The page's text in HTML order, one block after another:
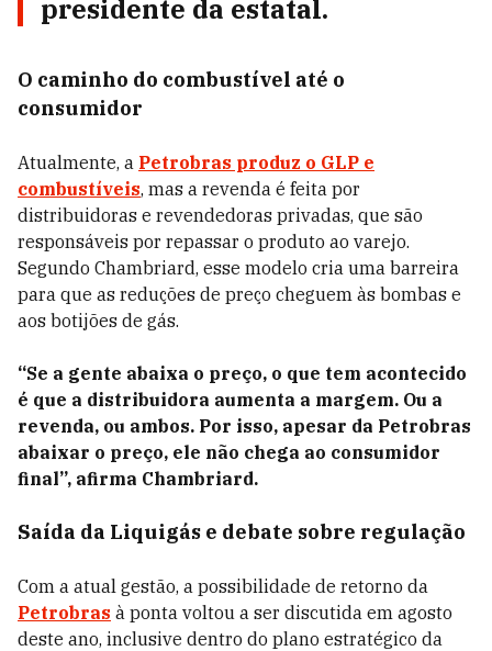
presidente da estatal.
O caminho do combustível até o
consumidor
Atualmente, a Petrobras produz o GLP e
combustíveis, mas a revenda é feita por
distribuidoras e revendedoras privadas, que são
responsáveis por repassar o produto ao varejo.
Segundo Chambriard, esse modelo cria uma barreira
para que as reduções de preço cheguem às bombas e
aos botijões de gás.
“Se a gente abaixa o preço, o que tem acontecido
é que a distribuidora aumenta a margem. Ou a
revenda, ou ambos. Por isso, apesar da Petrobras
abaixar o preço, ele não chega ao consumidor
final”, afirma Chambriard.
Saída da Liquigás e debate sobre regulação
Com a atual gestão, a possibilidade de retorno da
Petrobras à ponta voltou a ser discutida em agosto
deste ano, inclusive dentro do plano estratégico da